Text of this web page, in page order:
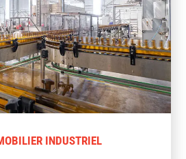
INDUSTRIEL